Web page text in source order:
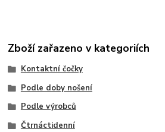
Zboží zařazeno v kategoriích
Kontaktní čočky
Podle doby nošení
Podle výrobců
Čtrnáctidenní